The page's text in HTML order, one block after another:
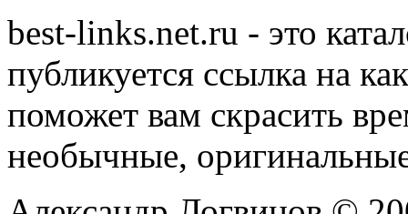
best-links.net.ru - это
публикуется ссылка на
поможет вам скрасить
необычные,